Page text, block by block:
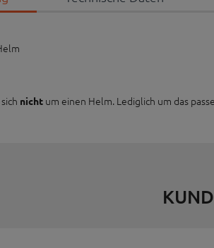
nicht um einen Helm. Lediglich um das